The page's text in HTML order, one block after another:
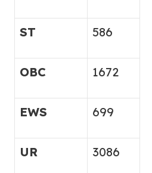
ST 586
OBC 1672
EWS 699
UR 3086